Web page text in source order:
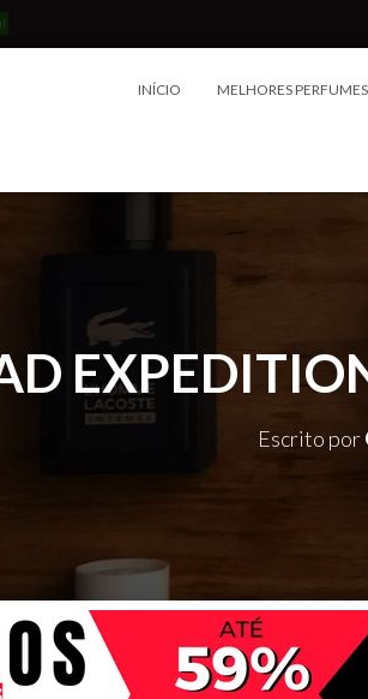
INÍCIO MELHORES
Escrito por